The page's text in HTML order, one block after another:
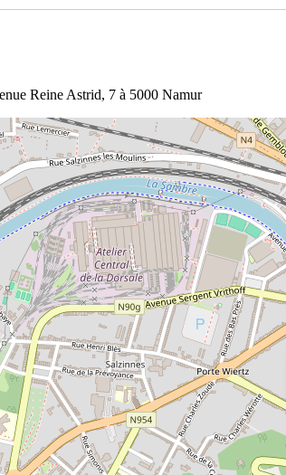
Reine Astrid, 7 à 5000 Namur